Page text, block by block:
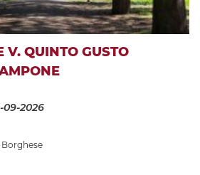
V. QUINTO GUSTO
09-2026
Borghese